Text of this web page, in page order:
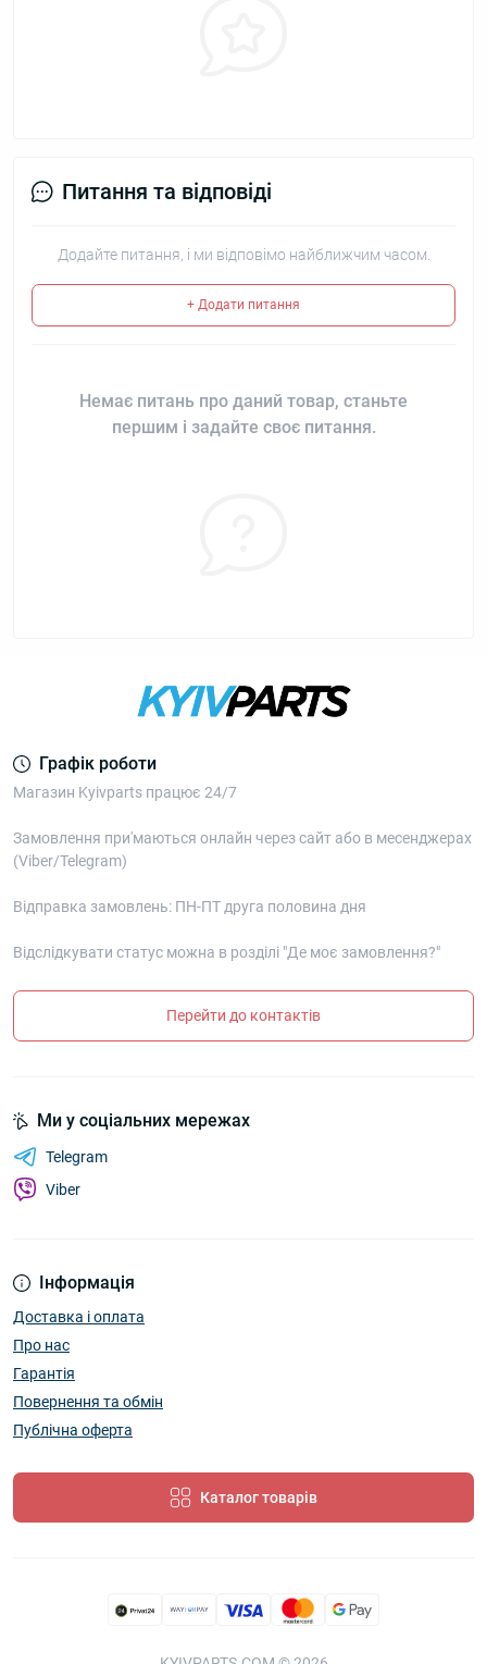
Питання та відповіді
Додайте питання, і ми відповімо найближчим часом.
+ Додати питання
Немає питань про даний товар, станьте
першим і задайте своє питання.
Графік роботи
Магазин Kyivparts працює 24/7
Замовлення при'маються онлайн через сайт або в месенджерах
(Viber/Telegram)
Відправка замовлень: ПН-ПТ друга половина дня
Відслідкувати статус можна в розділі "Де моє замовлення?"
Перейти до контактів
Інформація
Доставка і оплата
Про нас
Гарантія
Повернення та обмін
Публічна оферта
Каталог товарів
Ми у соціальних мережах
Telegram
Viber